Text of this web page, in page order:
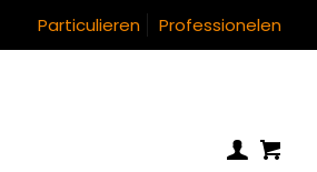
Particulieren Professionelen